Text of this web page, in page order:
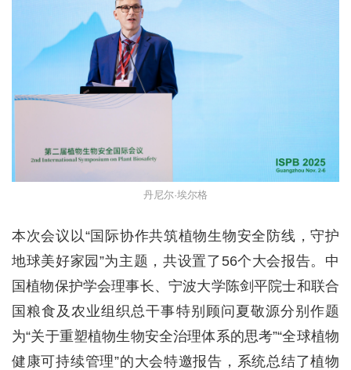
丹尼尔·埃尔格
本次会议以“国际协作共筑植物生物安全防线，守护
地球美好家园”为主题，共设置了56个大会报告。中
国植物保护学会理事长、宁波大学陈剑平院士和联合
国粮食及农业组织总干事特别顾问夏敬源分别作题
为“关于重塑植物生物安全治理体系的思考”“全球植物
健康可持续管理”的大会特邀报告，系统总结了植物